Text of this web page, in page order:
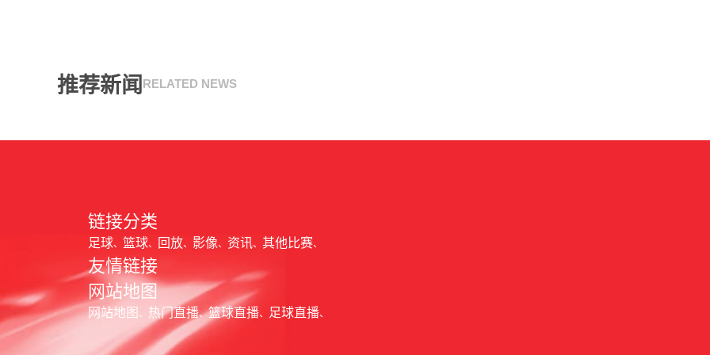
推荐新闻 RELATED NEWS
链接分类
足球 篮球 回放 影像 资讯 其他比赛
友情链接
网站地图
网站地图 热门直播 篮球直播 足球直播